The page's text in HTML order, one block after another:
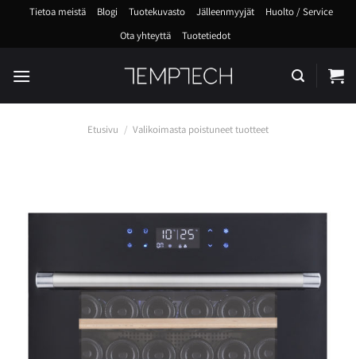
Tietoa meistä Blogi Tuotekuvasto Jälleenmyyjät
Huolto / Service
Ota yhteyttä
Tuotetiedot
Etusivu / Valikoimasta poistuneet tuotteet